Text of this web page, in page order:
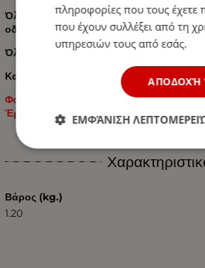
Όλοι οι καθρέφτες κατασκευάζονται
οδηγίες και κανονισμούς της ΕC
Όλα τα προϊόντα είναι εγκεκριμένα από
Κατάλληλο για:
Φορτηγά / Λεωφορεία / Επαγγελματικά
Έργων / Γεωργικά Μηχανήματα /
Βάρος (kg.)
1.20
πληροφορίες που τους έχετε
που έχουν συλλέξει από τη
υπηρεσιών τους από εσάς.
ΑΠΟΔΟΧΉ
ΕΜΦΆΝΙΣΗ